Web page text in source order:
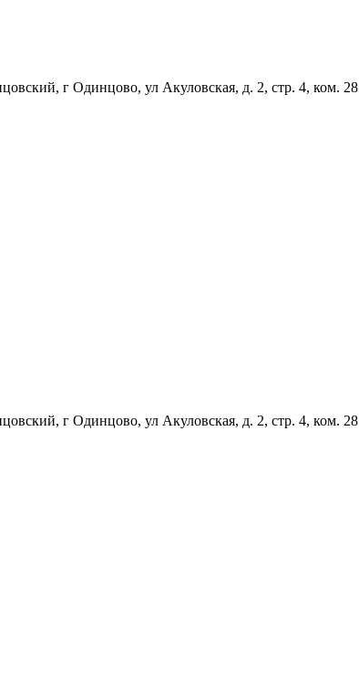
г Одинцово, ул Акуловская, д. 2, стр. 4, ком. 28
г Одинцово, ул Акуловская, д. 2, стр. 4, ком. 28